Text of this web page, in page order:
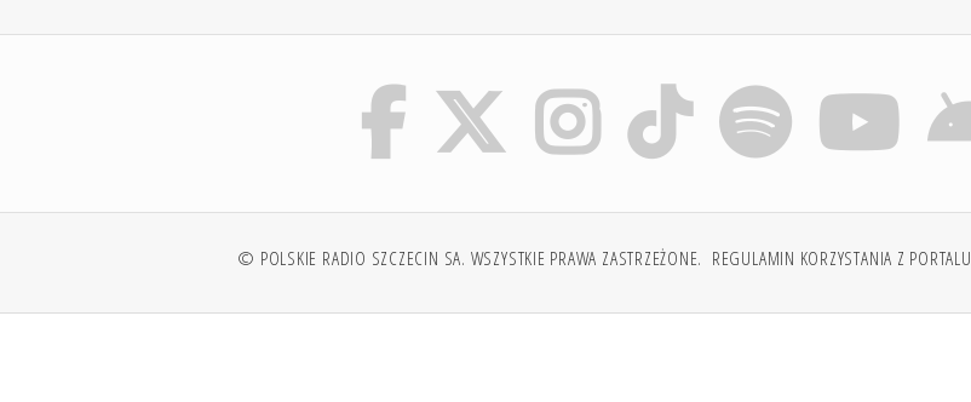
© POLSKIE RADIO SZCZECIN SA. WSZYSTKIE PRAWA ZASTRZEŻONE. REGULAMIN KORZYSTANIA Z PORTALU